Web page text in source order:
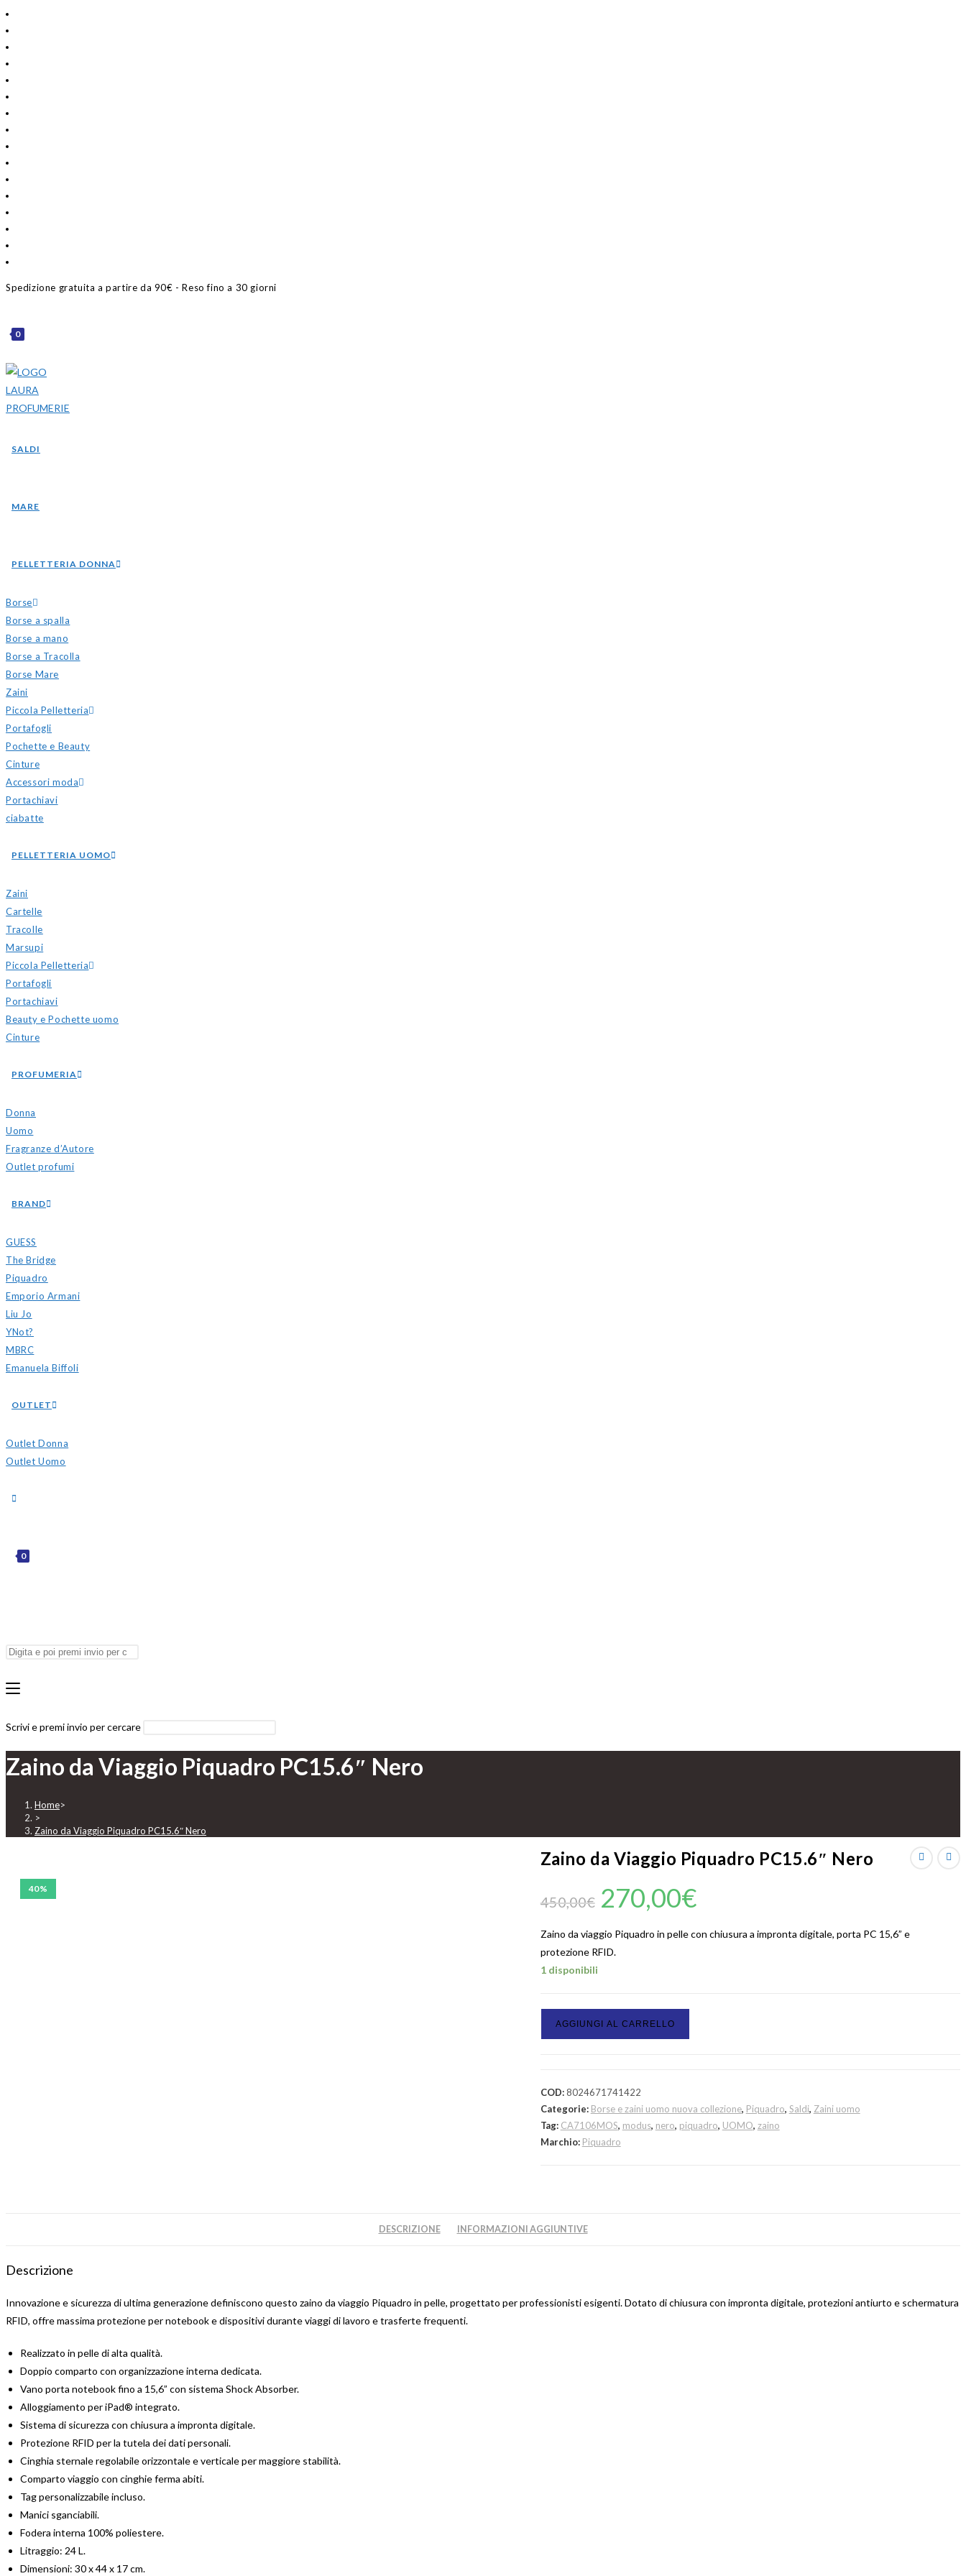
Spedizione gratuita a partire da 90€ - Reso fino a 30 giorni
0
SALDI
MARE
PELLETTERIA DONNA
Borse
Borse a spalla
Borse a mano
Borse a Tracolla
Borse Mare
Zaini
Piccola Pelletteria
Portafogli
Pochette e Beauty
Cinture
Accessori moda
Portachiavi
ciabatte
PELLETTERIA UOMO
Zaini
Cartelle
Tracolle
Marsupi
Piccola Pelletteria
Portafogli
Portachiavi
Beauty e Pochette uomo
Cinture
PROFUMERIA
Donna
Uomo
Fragranze d’Autore
Outlet profumi
BRAND
GUESS
The Bridge
Piquadro
Emporio Armani
Liu Jo
YNot?
MBRC
Emanuela Biffoli
OUTLET
Outlet Donna
Outlet Uomo
0
Scrivi e premi invio per cercare
Zaino da Viaggio Piquadro PC15.6″ Nero
Home>
>
Zaino da Viaggio Piquadro PC15.6″ Nero
40%
Zaino da Viaggio Piquadro PC15.6″ Nero
450,00€ 270,00€
Zaino da viaggio Piquadro in pelle con chiusura a impronta digitale, porta PC 15,6” e
protezione RFID.
1 disponibili
AGGIUNGI AL CARRELLO
COD:8024671741422
Categorie: Borse e zaini uomo nuova collezione, Piquadro, Saldi, Zaini uomo
Tag: CA7106MOS, modus, nero, piquadro, UOMO, zaino
Marchio: Piquadro
DESCRIZIONE INFORMAZIONI AGGIUNTIVE
Descrizione
Innovazione e sicurezza di ultima generazione definiscono questo zaino da viaggio Piquadro in pelle, progettato per professionisti esigenti. Dotato di chiusura con impronta digitale, protezioni antiurto e schermatura
RFID, offre massima protezione per notebook e dispositivi durante viaggi di lavoro e trasferte frequenti.
Realizzato in pelle di alta qualità.
Doppio comparto con organizzazione interna dedicata.
Vano porta notebook fino a 15,6” con sistema Shock Absorber.
Alloggiamento per iPad® integrato.
Sistema di sicurezza con chiusura a impronta digitale.
Protezione RFID per la tutela dei dati personali.
Cinghia sternale regolabile orizzontale e verticale per maggiore stabilità.
Comparto viaggio con cinghie ferma abiti.
Tag personalizzabile incluso.
Manici sganciabili.
Fodera interna 100% poliestere.
Litraggio: 24 L.
Dimensioni: 30 x 44 x 17 cm.